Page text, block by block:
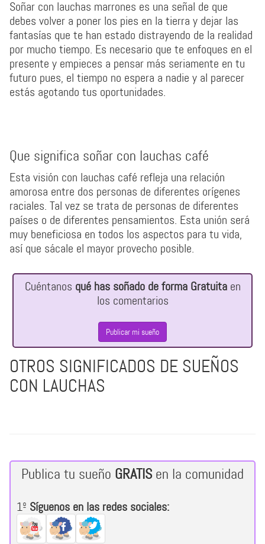
Soñar con lauchas marrones es una señal de que
debes volver a poner los pies en la tierra y dejar las
fantasías que te han estado distrayendo de la realidad
por mucho tiempo. Es necesario que te enfoques en el
presente y empieces a pensar más seriamente en tu
futuro pues, el tiempo no espera a nadie y al parecer
estás agotando tus oportunidades.
Que significa soñar con lauchas café
Esta visión con lauchas café refleja una relación
amorosa entre dos personas de diferentes orígenes
raciales. Tal vez se trata de personas de diferentes
países o de diferentes pensamientos. Esta unión será
muy beneficiosa en todos los aspectos para tu vida,
así que sácale el mayor provecho posible.
Cuéntanos qué has soñado de forma Gratuitaen
los comentarios
Publicar mi sueño
OTROS SIGNIFICADOS DE SUEÑOS
CON LAUCHAS
Publica tu sueño GRATISen la comunidad
1º Síguenos en las redes sociales: